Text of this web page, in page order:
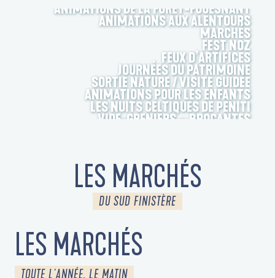
ANIMATIONS DE LA FORÊT-FOUESNANT
ANIMATIONS AUX ALENTOURS
MARCHÉS
FEST NOZ
FEUX D’ARTIFICES
JOURNÉES DU PATRIMOINE
SORTIE NATURE / VISITE GUIDÉE
ANIMATIONS POUR LES ENFANTS
LES NUITS CELTIQUES DE PENITI
VIDE-GRENIERS – BROCANTES
LES MARCHÉS
DU SUD FINISTÈRE
LES MARCHÉS
TOUTE L'ANNÉE, LE MATIN